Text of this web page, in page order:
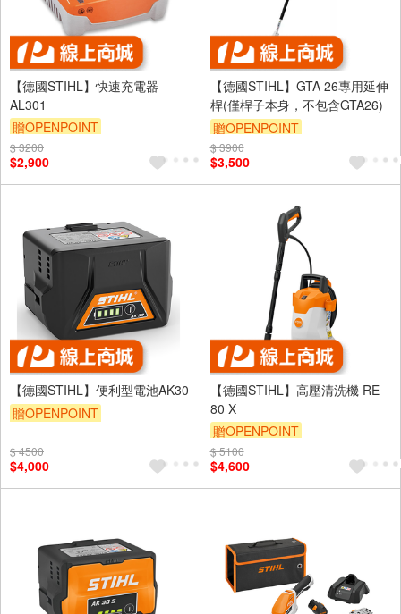
【德國STIHL】快速充電器
AL301
贈OPENPOINT
$ 3200
$2,900
【德國STIHL】GTA 26專用延伸
桿(僅桿子本身，不包含GTA26)
贈OPENPOINT
$ 3900
$3,500
【德國STIHL】便利型電池AK30
贈OPENPOINT
$ 4500
$4,000
【德國STIHL】高壓清洗機 RE
80 X
贈OPENPOINT
$ 5100
$4,600